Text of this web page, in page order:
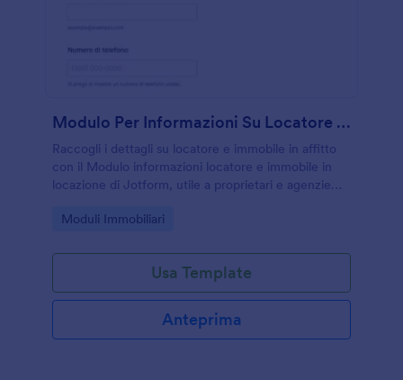
Modulo Per Informazioni Su Locatore E Immobile In Affitto
Raccogli i dettagli su locatore e immobile in affitto
con il Modulo informazioni locatore e immobile in
locazione di Jotform, utile a proprietari e agenzie
del modulo online.
Go to Category:
Moduli Immobiliari
Usa Template
Anteprima